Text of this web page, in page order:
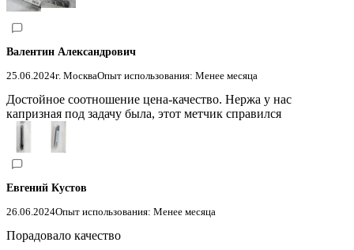
Валентин Александрович
25.06.2024г. МоскваОпыт использования: Менее месяца
Достойное соотношение цена-качество. Нержа у нас
капризная под задачу была, этот метчик справился
Евгений Кустов
26.06.2024Опыт использования: Менее месяца
Порадовало качество